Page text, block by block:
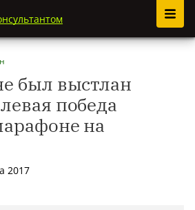
был выстлан
победа
на
2017